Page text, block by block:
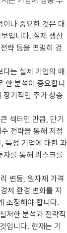
이나 중요한 것은 대
입니다. 실제 생산
략 등을 면밀히 검
다는 실제 기업의 매
한 분석이 중요합니
장기적인 주가 상승
섹터인 만큼, 단기
전략을 통해 저점
특정 기업에 대한 과
자를 통해 리스크를
변동, 원자재 가격
제 환경 변화를 지
조정해야 합니다.
저한 분석과 전략적
입니다. 현재는 기